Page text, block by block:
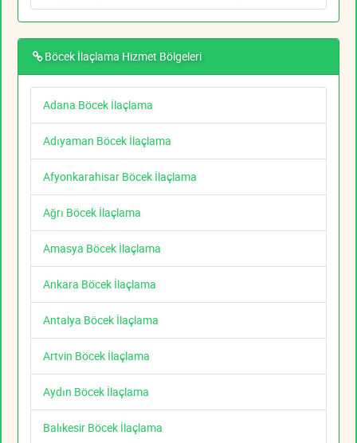
Böcek İlaçlama Hizmet Bölgeleri
Adana Böcek İlaçlama
Adıyaman Böcek İlaçlama
Afyonkarahisar Böcek İlaçlama
Ağrı Böcek İlaçlama
Amasya Böcek İlaçlama
Ankara Böcek İlaçlama
Antalya Böcek İlaçlama
Artvin Böcek İlaçlama
Aydın Böcek İlaçlama
Balıkesir Böcek İlaçlama